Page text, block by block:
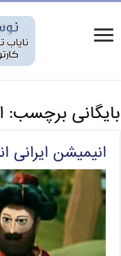
بایگانی برچسب:
انیمیشن ایرانی